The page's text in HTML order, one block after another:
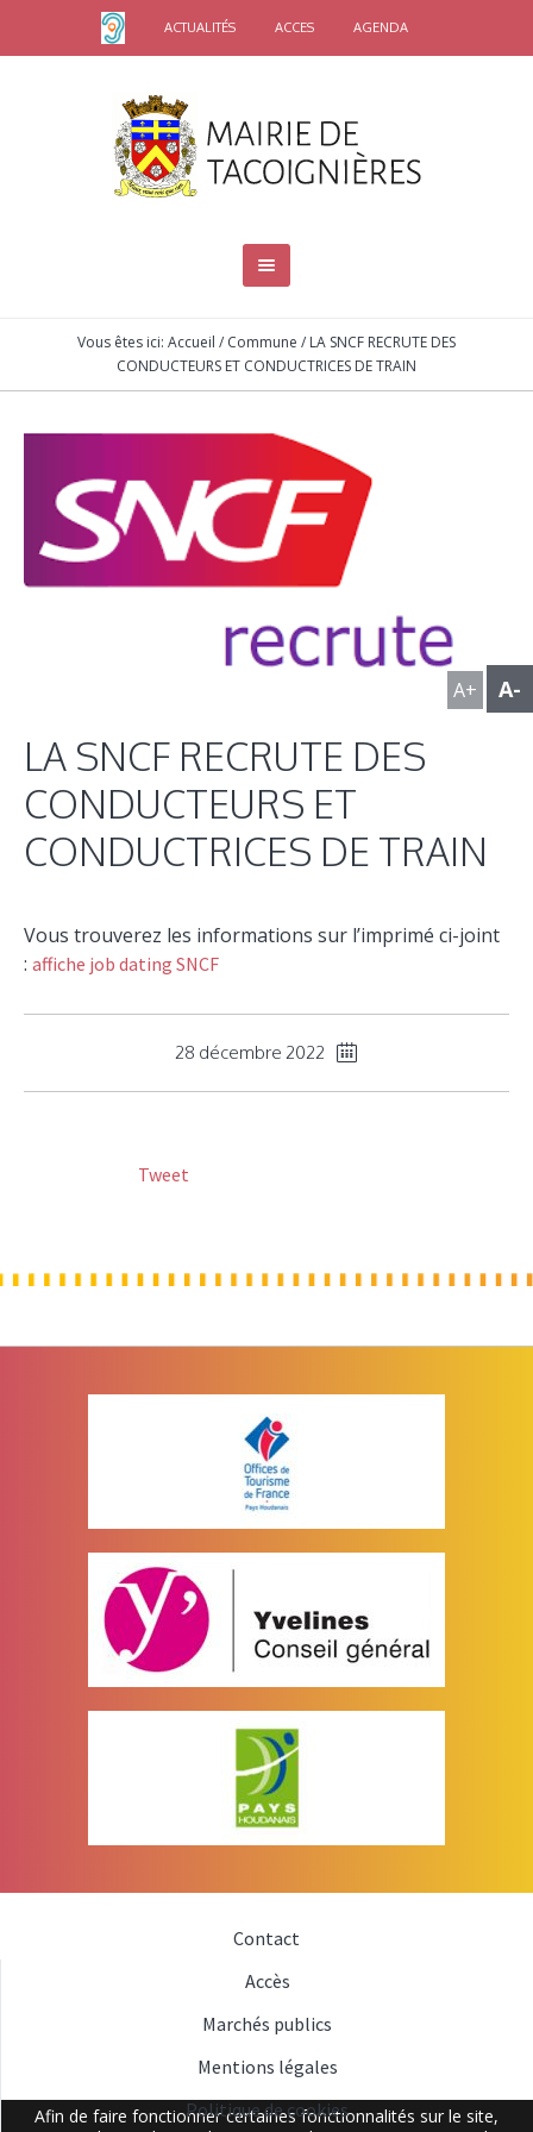
ACTUALITÉS ACCES AGENDA
A+ A-
Vous êtes ici: Accueil / Commune / LA SNCF RECRUTE DES
CONDUCTEURS ET CONDUCTRICES DE TRAIN
LA SNCF RECRUTE DES
CONDUCTEURS ET
CONDUCTRICES DE TRAIN
Vous trouverez les informations sur l’imprimé ci-joint
: affiche job dating SNCF
28 décembre 2022
Tweet
Contact
Accès
Marchés publics
Mentions légales
Politique de cookies
Afin de faire fonctionner certaines fonctionnalités sur le site,